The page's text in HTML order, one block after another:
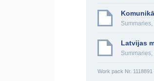
Summaries,
Latvijas
Summaries,
Work pack Nr. 1118891